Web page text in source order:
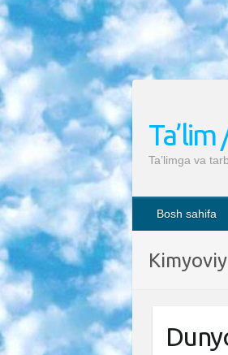
Ta’limga va
Bosh sahifa